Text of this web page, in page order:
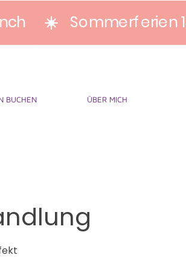
☀️ Sommerferien
BUCHEN ÜBER MICH